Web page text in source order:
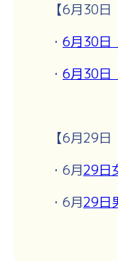
【6月30
・ 6月30日
・ 6月30日
【6月29
・6月29日
・6月29日